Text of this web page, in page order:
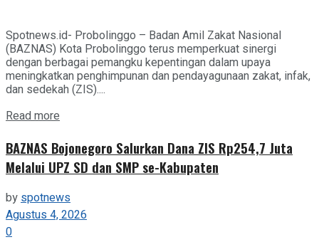
Spotnews.id- Probolinggo – Badan Amil Zakat Nasional
(BAZNAS) Kota Probolinggo terus memperkuat sinergi
dengan berbagai pemangku kepentingan dalam upaya
meningkatkan penghimpunan dan pendayagunaan zakat, infak,
dan sedekah (ZIS)....
Read more
BAZNAS Bojonegoro Salurkan Dana ZIS Rp254,7 Juta
Melalui UPZ SD dan SMP se-Kabupaten
byspotnews
Agustus 4, 2026
0